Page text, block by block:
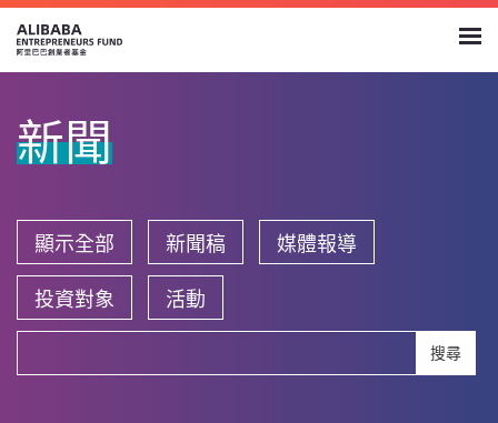
新聞
顯示全部 新聞稿 媒體報導
投資對象 活動
搜尋